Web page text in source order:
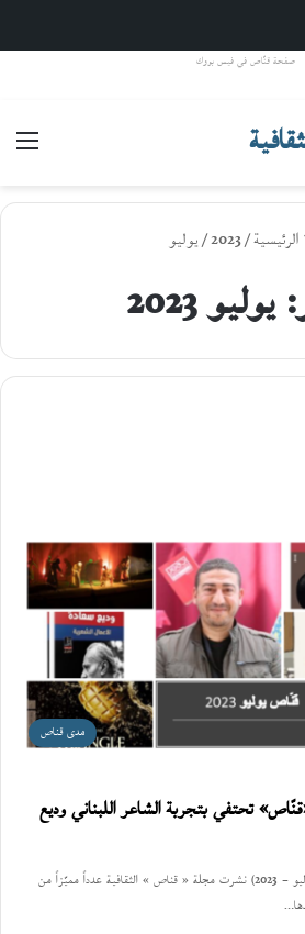
صفحة قنّاص في فيس بووك
الرئيسية/
2023
/يوليو
يوليو 2023
مدى قناص
تحتفي بتجربة الشاعر اللبناني وديع
في عددها الجديد (شهر يوليو – 2023) نشرت مجلة « قناص » الثقافية عدداً مميّزاً من